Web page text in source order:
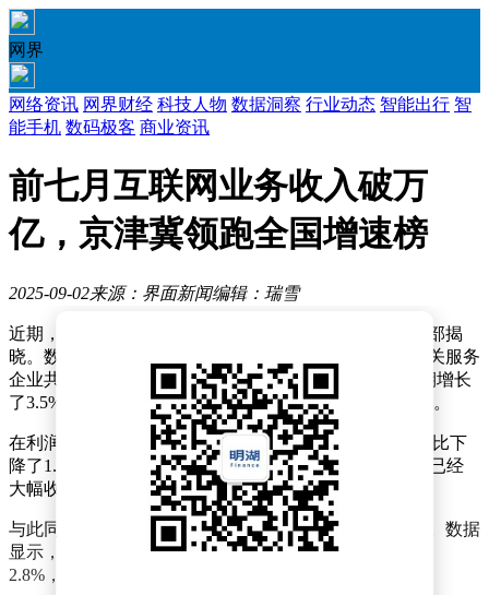
网界
网络资讯 网界财经 科技人物 数据洞察 行业动态 智能出行 智
能手机 数码极客 商业资讯
前七月互联网业务收入破万
亿，京津冀领跑全国增速榜
2025-09-02来源：界面新闻编辑：瑞雪
近期，我国互联网行业的最新运营数据由工业和信息化部揭
晓。数据显示，在今年前七个月，规模以上互联网和相关服务
企业共实现了11352亿元的互联网业务收入，较去年同期增长
了3.5%，且这一增速相比前六个月还提升了0.4个百分点。
在利润层面，尽管前七个月的利润总额为938.8亿元，同比下
降了1.8%，但值得注意的是，这一降幅相较于前六个月已经
大幅收窄了6.5个百分点。
与此同时，这些互联网企业在研发上的投入也持续加大。数据
显示，前七个月的研发经费达到了580.3亿元，同比增长
2.8%，增速也比前六个月微增0.2个百分点。